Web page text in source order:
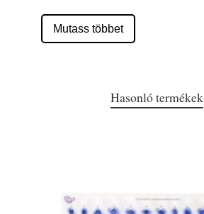
Mutass többet
Hasonló termékek